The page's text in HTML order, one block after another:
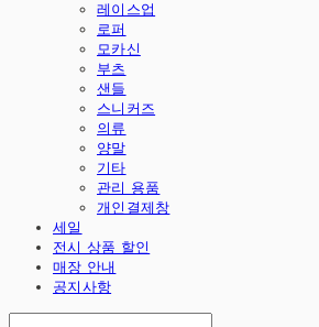
레이스업
로퍼
모카신
부츠
샌들
스니커즈
의류
양말
기타
관리 용품
개인결제창
세일
전시 상품 할인
매장 안내
공지사항